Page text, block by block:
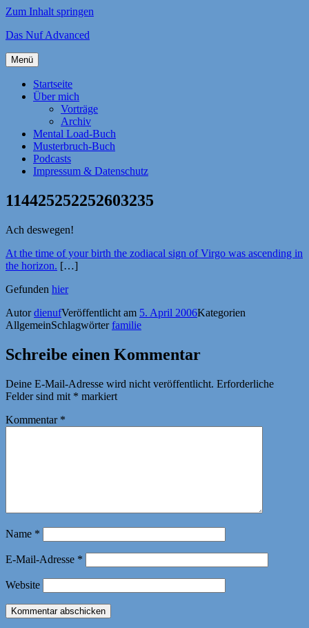
Zum Inhalt springen
Das Nuf Advanced
Menü
Startseite
Über mich
Vorträge
Archiv
Mental Load-Buch
Musterbruch-Buch
Podcasts
Impressum & Datenschutz
114425252252603235
Ach deswegen!
At the time of your birth the zodiacal sign of Virgo was ascending in
the horizon. […]
Gefunden hier
AutordienufVeröffentlicht am 5. April 2006Kategorien
AllgemeinSchlagwörterfamilie
Schreibe einen Kommentar
Deine E-Mail-Adresse wird nicht veröffentlicht. Erforderliche
Felder sind mit * markiert
Kommentar *
Name *
E-Mail-Adresse *
Website